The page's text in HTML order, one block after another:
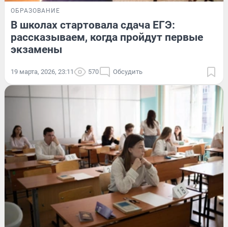
ОБРАЗОВАНИЕ
В школах стартовала сдача ЕГЭ:
рассказываем, когда пройдут первые
экзамены
19 марта, 2026, 23:11 570 Обсудить